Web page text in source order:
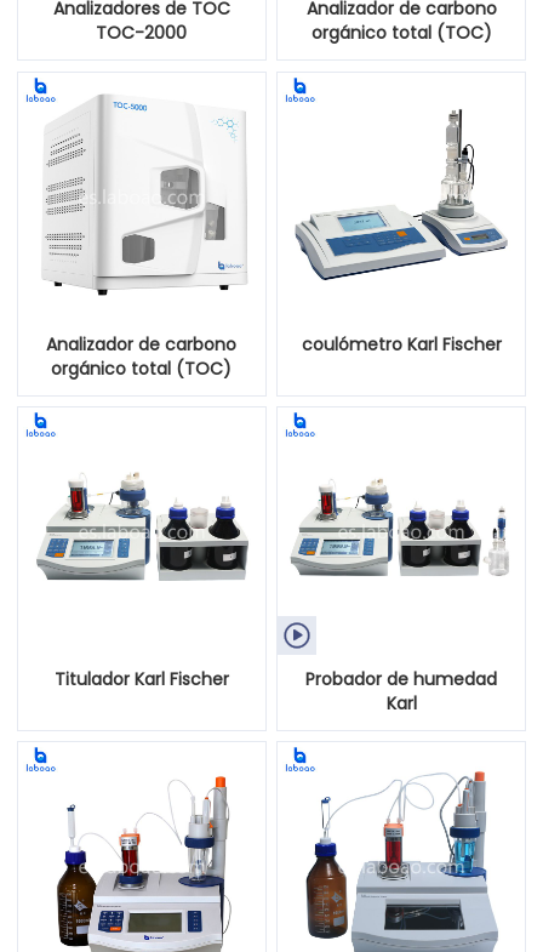
Analizadores de TOC
TOC-2000
Analizador de carbono
orgánico total (TOC)
TOC-3000
Analizador de carbono
orgánico total (TOC)
TOC-5000
coulómetro Karl Fischer
Titulador Karl Fischer

Probador de humedad
Karl